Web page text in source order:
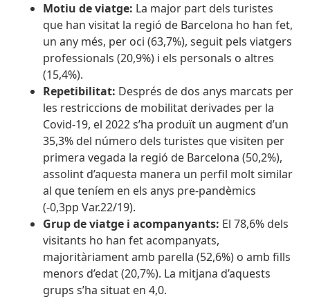
Motiu de viatge: La major part dels turistes
que han visitat la regió de Barcelona ho han fet,
un any més, per oci (63,7%), seguit pels viatgers
professionals (20,9%) i els personals o altres
(15,4%).
Repetibilitat: Després de dos anys marcats per
les restriccions de mobilitat derivades per la
Covid-19, el 2022 s’ha produït un augment d’un
35,3% del número dels turistes que visiten per
primera vegada la regió de Barcelona (50,2%),
assolint d’aquesta manera un perfil molt similar
al que teníem en els anys pre-pandèmics
(-0,3pp Var.22/19).
Grup de viatge i acompanyants: El 78,6% dels
visitants ho han fet acompanyats,
majoritàriament amb parella (52,6%) o amb fills
menors d’edat (20,7%). La mitjana d’aquests
grups s’ha situat en 4,0.